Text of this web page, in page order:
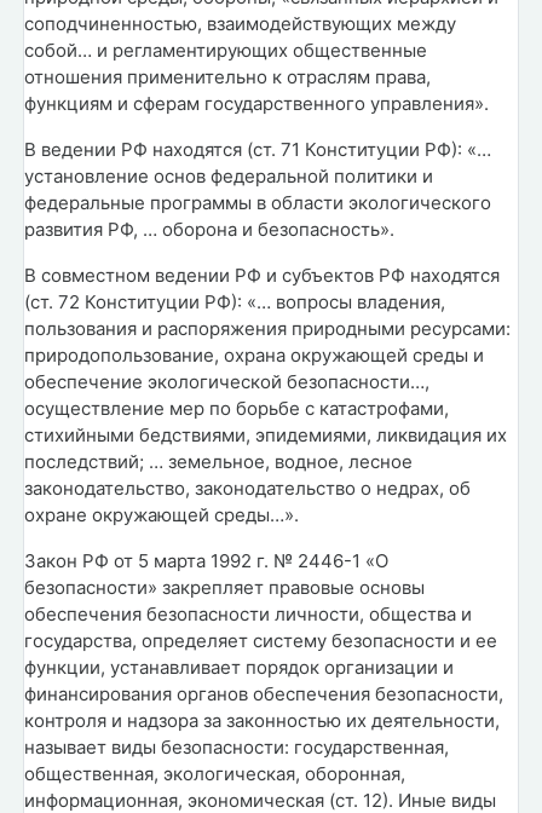
соподчиненностью, взаимодействующих между
собой… и регламентирующих общественные
отношения применительно к отраслям права,
функциям и сферам государственного управления».
В ведении РФ находятся (ст. 71 Конституции РФ): «…
установление основ федеральной политики и
федеральные программы в области экологического
развития РФ, … оборона и безопасность».
В совместном ведении РФ и субъектов РФ находятся
(ст. 72 Конституции РФ): «… вопросы владения,
пользования и распоряжения природными ресурсами:
природопользование, охрана окружающей среды и
обеспечение экологической безопасности…,
осуществление мер по борьбе с катастрофами,
стихийными бедствиями, эпидемиями, ликвидация их
последствий; … земельное, водное, лесное
законодательство, законодательство о недрах, об
охране окружающей среды…».
Закон РФ от 5 марта 1992 г. № 2446-1 «О
безопасности» закрепляет правовые основы
обеспечения безопасности личности, общества и
государства, определяет систему безопасности и ее
функции, устанавливает порядок организации и
финансирования органов обеспечения безопасности,
контроля и надзора за законностью их деятельности,
называет виды безопасности: государственная,
общественная, экологическая, оборонная,
информационная, экономическая (ст. 12). Иные виды